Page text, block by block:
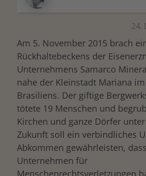
24.
Am 5. November 2015 brach
Rückhaltebeckens der
Unternehmens Samarco
nahe der Kleinstadt Mariana
Brasiliens. Der giftige
tötete 19 Menschen und
Kirchen und ganze Dörfer
Zukunft soll ein verbindliches
Abkommen gewährleisten, dass
Unternehmen für
Menschenrechtsverletzungen